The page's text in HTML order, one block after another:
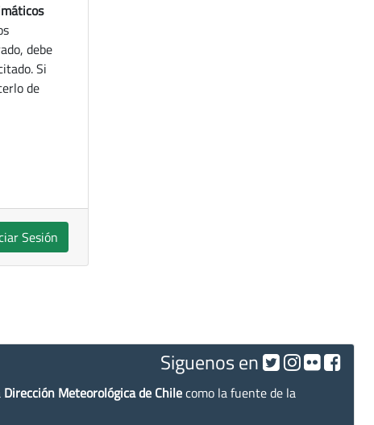
debe
Si
de
Sesión
Siguenos en
Dirección Meteorológica de Chilecomo la fuente de la